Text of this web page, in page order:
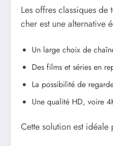
Les offres classiques
cher est une alternative
Un large choix de
Des films et séries en
La possibilité de
Une qualité HD, voire
Cette solution est